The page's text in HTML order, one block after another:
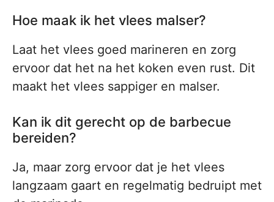
Hoe maak ik het vlees malser?
Laat het vlees goed marineren en zorg
ervoor dat het na het koken even rust. Dit
maakt het vlees sappiger en malser.
Kan ik dit gerecht op de barbecue
bereiden?
Ja, maar zorg ervoor dat je het vlees
langzaam gaart en regelmatig bedruipt met